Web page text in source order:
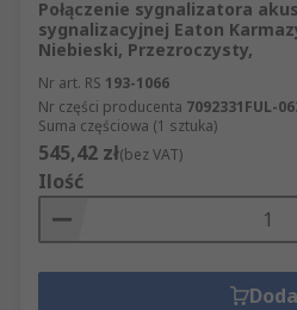
Połączenie sygnalizatora
sygnalizacyjnej Eaton
Niebieski, Przezroczysty,
Nr art. RS 193-1066
Nr części producenta 7092331FUL-
Suma częściowa (1 sztuka)
545,42 zł(bez VAT)
Ilość